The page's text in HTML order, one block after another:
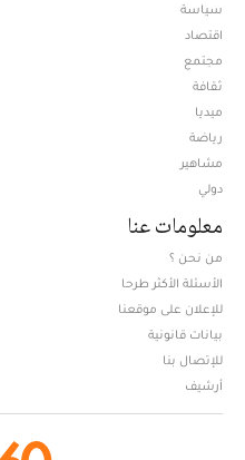
سياسة
اقتصاد
مجتمع
ثقافة
ميديا
رياضة
مشاهير
دولي
معلومات عنا
من نحن ؟
الأسئلة الأكثر طرحا
للإعلان على موقعنا
بيانات قانونية
للإتصال بنا
أرشيف